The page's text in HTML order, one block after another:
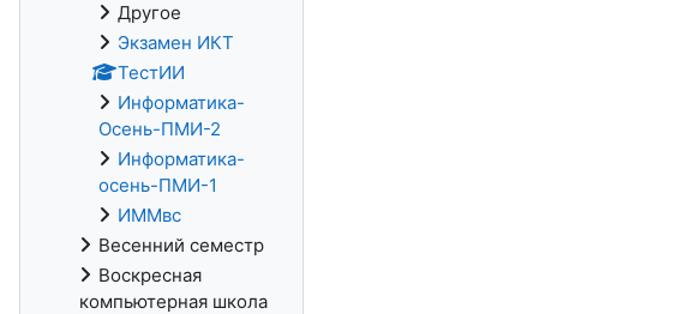
Другое
Экзамен ИКТ
ТестИИ
Информатика-
Осень-ПМИ-2
Информатика-
осень-ПМИ-1
ИММвс
Весенний семестр
Воскресная
компьютерная школа